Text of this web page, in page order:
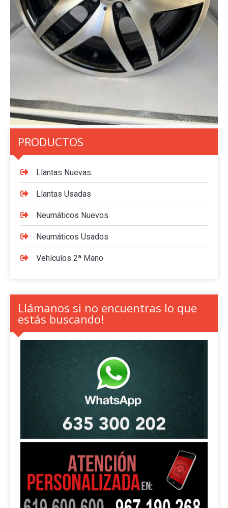
PRODUCTOS
Llantas Nuevas
Llantas Usadas
Neumáticos Nuevos
Neumáticos Usados
Vehículos 2ª Mano
Llámanos si no encuentras lo que
estás buscando!